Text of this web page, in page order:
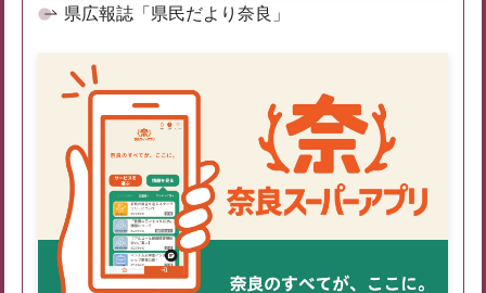
県広報誌「県民だより奈良」